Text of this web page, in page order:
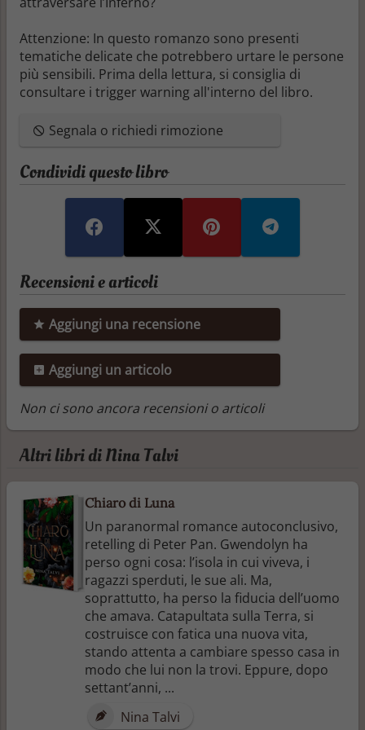
Attenzione: In questo romanzo sono presenti
tematiche delicate che potrebbero urtare le persone
più sensibili. Prima della lettura, si consiglia di
consultare i trigger warning all'interno del libro.
Segnala o richiedi rimozione
Condividi questo libro
Recensioni e articoli
Aggiungi una recensione
Aggiungi un articolo
Non ci sono ancora recensioni o articoli
Altri libri di Nina Talvi
Chiaro di Luna
Un paranormal romance autoconclusivo,
retelling di Peter Pan. Gwendolyn ha
perso ogni cosa: l’isola in cui viveva, i
ragazzi sperduti, le sue ali. Ma,
soprattutto, ha perso la fiducia dell’uomo
che amava. Catapultata sulla Terra, si
costruisce con fatica una nuova vita,
stando attenta a cambiare spesso casa in
modo che lui non la trovi. Eppure, dopo
settant’anni, ...
Nina Talvi